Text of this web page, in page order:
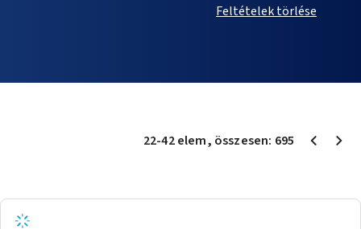
Feltételek törlése
22-42elem, összesen: 695